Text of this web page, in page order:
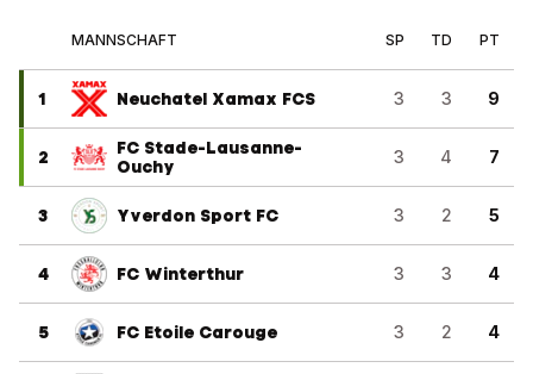
MANNSCHAFT SP TD PT
1 Neuchatel Xamax FCS 3 3 9
2
FC Stade-Lausanne-
Ouchy
3 4 7
3 Yverdon Sport FC 3 2 5
4 FC Winterthur 3 3 4
5 FC Etoile Carouge 3 2 4